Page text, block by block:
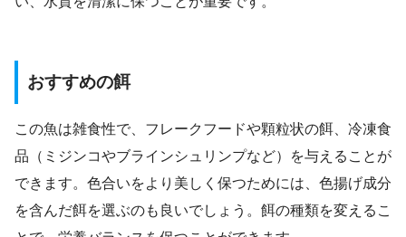
おすすめの餌
この魚は雑食性で、フレークフードや顆粒状の餌、冷凍食
品（ミジンコやブラインシュリンプなど）を与えることが
できます。色合いをより美しく保つためには、色揚げ成分
を含んだ餌を選ぶのも良いでしょう。餌の種類を変えるこ